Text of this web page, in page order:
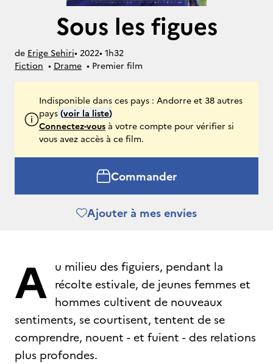
Sous les figues
de Erige Sehiri• 2022• 1h32
Fiction • Drame • Premier film
Indisponible dans ces pays : Andorre et 38 autres
pays (voir la liste)
Connectez-vous à votre compte pour vérifier si
vous avez accès à ce film.
Commander
Ajouter à mes envies
A u milieu des figuiers, pendant la
récolte estivale, de jeunes femmes et
hommes cultivent de nouveaux
sentiments, se courtisent, tentent de se
comprendre, nouent - et fuient - des relations
plus profondes.